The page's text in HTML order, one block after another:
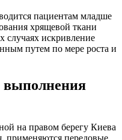
пациентам младше
хрящевой ткани
случаях искривление
путем по мере роста и
выполнения
на правом берегу Киева
применяются передовые